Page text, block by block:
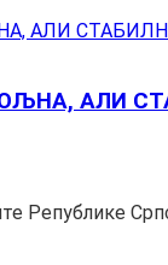
АЛИ
Републике